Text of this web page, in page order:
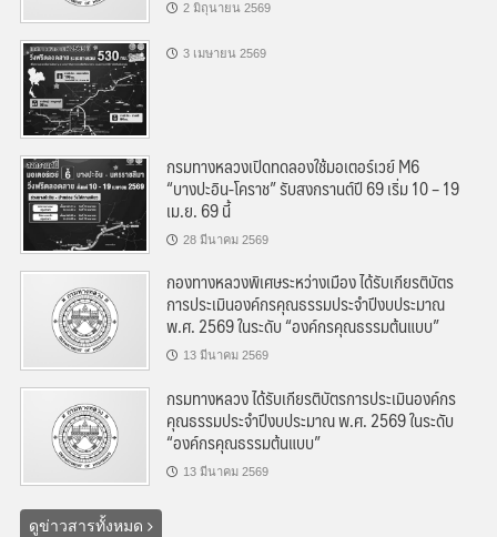
2 มิถุนายน 2569
3 เมษายน 2569
กรมทางหลวงเปิดทดลองใช้มอเตอร์เวย์ M6
“บางปะอิน-โคราช” รับสงกรานต์ปี 69 เริ่ม 10 – 19
เม.ย. 69 นี้
28 มีนาคม 2569
กองทางหลวงพิเศษระหว่างเมือง ได้รับเกียรติบัตร
การประเมินองค์กรคุณธรรมประจำปีงบประมาณ
พ.ศ. 2569 ในระดับ “องค์กรคุณธรรมต้นแบบ”
13 มีนาคม 2569
กรมทางหลวง ได้รับเกียรติบัตรการประเมินองค์กร
คุณธรรมประจำปีงบประมาณ พ.ศ. 2569 ในระดับ
“องค์กรคุณธรรมต้นแบบ”
13 มีนาคม 2569
ดูข่าวสารทั้งหมด